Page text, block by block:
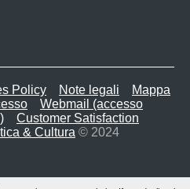
Policy Note legali
Mappa
Webmail (accesso
Customer Satisfaction
& Cultura © 2024